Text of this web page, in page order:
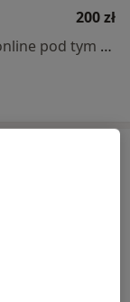
200 zł
Specjalista nie oferuje umawiania online pod tym adresem.